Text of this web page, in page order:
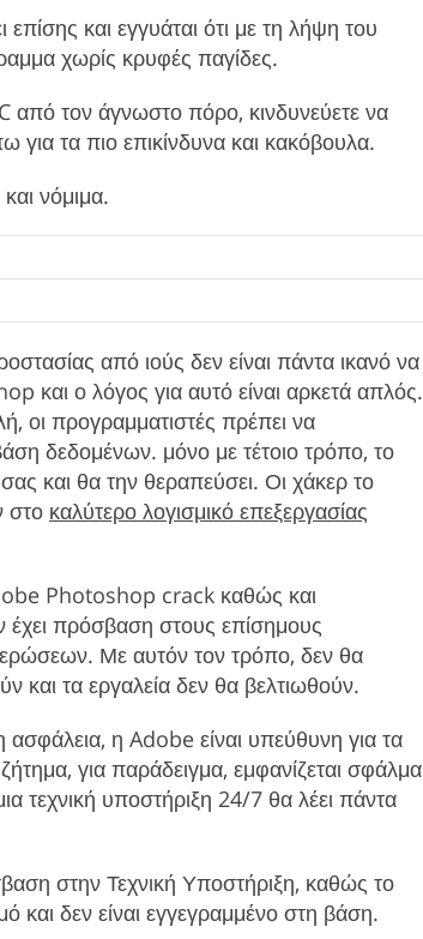
και εγγυάται ότι με τη λήψη του
χωρίς κρυφές παγίδες.
τον άγνωστο πόρο, κινδυνεύετε να
τα πιο επικίνδυνα και κακόβουλα.
και νόμιμα.
από ιούς δεν είναι πάντα ικανό να
και ο λόγος για αυτό είναι αρκετά απλός.
οι προγραμματιστές πρέπει να
δεδομένων. μόνο με τέτοιο τρόπο, το
και θα την θεραπεύσει. Οι χάκερ το
στο καλύτερο λογισμικό επεξεργασίας
Photoshop crack καθώς και
έχει πρόσβαση στους επίσημους
Με αυτόν τον τρόπο, δεν θα
και τα εργαλεία δεν θα βελτιωθούν.
η Adobe είναι υπεύθυνη για τα
για παράδειγμα, εμφανίζεται σφάλμα
τεχνική υποστήριξη 24/7 θα λέει πάντα
στην Τεχνική Υποστήριξη, καθώς το
και δεν είναι εγγεγραμμένο στη βάση.